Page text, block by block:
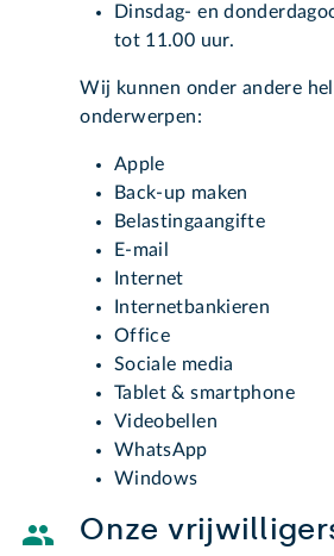
Dinsdag- en
tot 11.00 uur.
Wij kunnen onder andere
onderwerpen:
Apple
Back-up maken
Belastingaangifte
E-mail
Internet
Internetbankieren
Office
Sociale media
Tablet & smartphone
Videobellen
WhatsApp
Windows
Onze